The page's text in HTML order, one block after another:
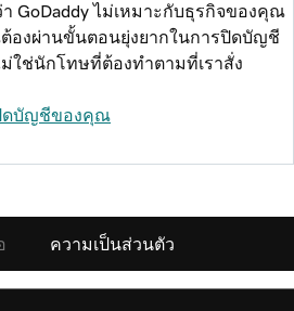
GoDaddy ไม่เหมาะกับธุรกิจของคุณ
องผ่านขั้นตอนยุ่งยากในการปิดบัญชี
ม่ใช่นักโทษที่ต้องทำตามที่เราสั่ง
ดบัญชีของคุณ
ความเป็นส่วนตัว